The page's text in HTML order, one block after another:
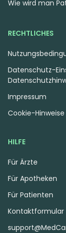
Wie wird man
HILFE
Für Ärzte
Für Apotheken
Für Patienten
Kontaktformular
RECHTLICHES
Impressum
Cookie-Hinweise
Datenschutz-